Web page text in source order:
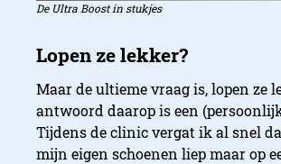
De Ultra Boost in stukjes
Maar de ultieme vraag is, lopen ze
antwoord daarop is een
Tijdens de clinic vergat ik al snel
mijn eigen schoenen liep maar op